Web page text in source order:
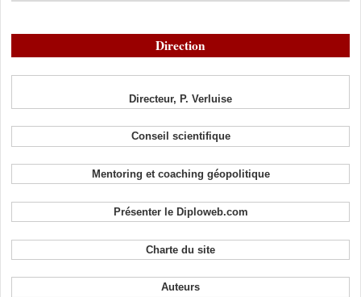
Direction
Directeur, P. Verluise
Conseil scientifique
Mentoring et coaching géopolitique
Présenter le Diploweb.com
Charte du site
Auteurs